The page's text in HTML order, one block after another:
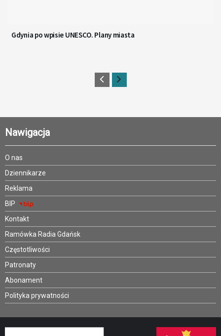
Gdynia po wpisie UNESCO. Plany miasta
Nawigacja
O nas
Dziennikarze
Reklama
BIP
Kontakt
Ramówka Radia Gdańsk
Częstotliwości
Patronaty
Abonament
Polityka prywatności